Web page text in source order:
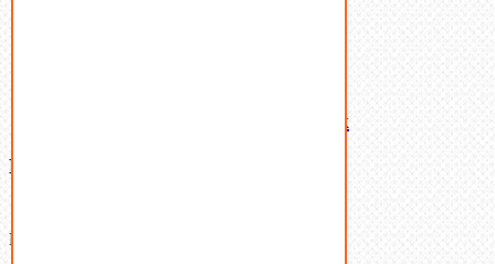
Латунный и бронзовый крепеж
Ваша корзина
В корзине нет товаров.